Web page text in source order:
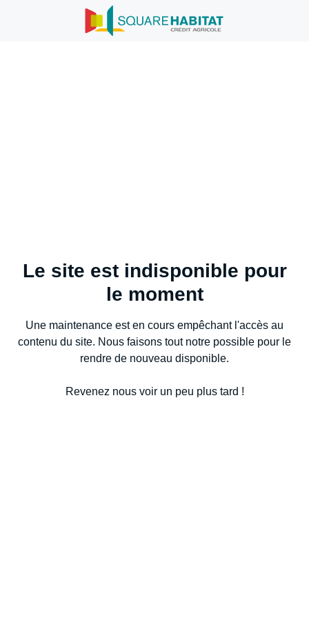
Le site est indisponible pour
le moment
Une maintenance est en cours empêchant l'accès au
contenu du site. Nous faisons tout notre possible pour le
rendre de nouveau disponible.
Revenez nous voir un peu plus tard !